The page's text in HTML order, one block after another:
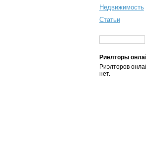
Недвижимость
Статьи
Риелторы
Риэлторов
нет.